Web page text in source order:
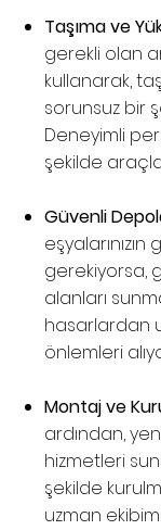
Taşıma ve
gerekli olan
kullanarak,
sorunsuz bir
Deneyimli
şekilde
Güvenli
gerekiyorsa,
alanları
hasarlardan
önlemleri
Montaj ve
ardından,
hizmetleri
şekilde
uzman